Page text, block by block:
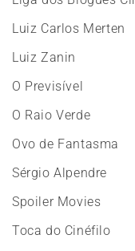
Luiz Carlos Merten
Luiz Zanin
O Previsível
O Raio Verde
Ovo de Fantasma
Sérgio Alpendre
Spoiler Movies
Toca do Cinéfilo